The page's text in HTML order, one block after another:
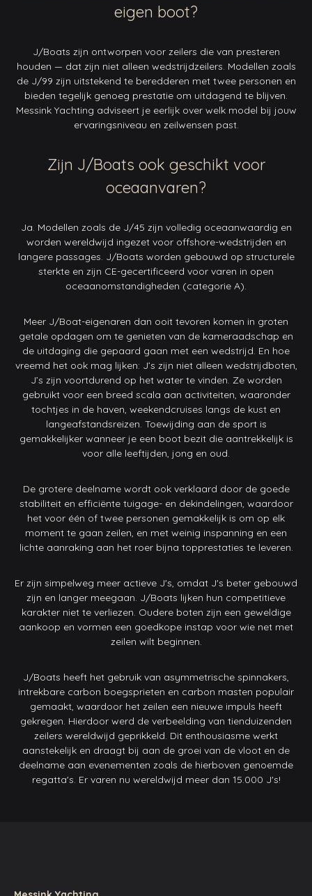
eigen boot?
J/Boats zijn ontworpen voor zeilers die van presteren
houden — dat zijn niet alleen wedstrijdzeilers. Modellen zoals
de J/99 zijn uitstekend te beredderen met twee personen en
bieden tegelijk genoeg prestatie om uitdagend te blijven.
Messink Yachting adviseert je eerlijk over welk model bij jouw
ervaringsniveau en zeilwensen past.
Zijn J/Boats ook geschikt voor
oceaanvaren?
Ja. Modellen zoals de J/45 zijn volledig oceaanwaardig en
worden wereldwijd ingezet voor offshore-wedstrijden en
langere passages. J/Boats worden gebouwd op structurele
sterkte en zijn CE-gecertificeerd voor varen in open
oceaanomstandigheden (categorie A).
Meer J/Boat-eigenaren dan ooit tevoren komen in groten
getale opdagen om te genieten van de kameraadschap en
de uitdaging die gepaard gaan met een wedstrijd. En hoe
vreemd het ook mag lijken: J’s zijn niet alleen wedstrijdboten,
J’s zijn voortdurend op het water te vinden. Ze worden
gebruikt voor een breed scala aan activiteiten, waaronder
tochtjes in de haven, weekendcruises langs de kust en
langeafstandsreizen. Toewijding aan de sport is
gemakkelijker wanneer je een boot bezit die aantrekkelijk is
voor alle leeftijden, jong en oud.
De grotere deelname wordt ook verklaard door de goede
stabiliteit en efficiënte tuigage- en dekindelingen, waardoor
het voor één of twee personen gemakkelijk is om op elk
moment te gaan zeilen, en met weinig inspanning en een
lichte aanraking aan het roer bijna topprestaties te leveren.
Er zijn simpelweg meer actieve J's, omdat J's beter gebouwd
zijn en langer meegaan. J/Boats lijken hun competitieve
karakter niet te verliezen. Oudere boten zijn een geweldige
aankoop en vormen een goedkope instap voor wie net met
zeilen wilt beginnen.
J/Boats heeft het gebruik van asymmetrische spinnakers,
intrekbare carbon boegsprieten en carbon masten populair
gemaakt, waardoor het zeilen een nieuwe impuls heeft
gekregen. Hierdoor werd de verbeelding van tienduizenden
zeilers wereldwijd geprikkeld. Dit enthousiasme werkt
aanstekelijk en draagt bij aan de groei van de vloot en de
deelname aan evenementen zoals de hierboven genoemde
regatta's. Er varen nu wereldwijd meer dan 15.000 J's!